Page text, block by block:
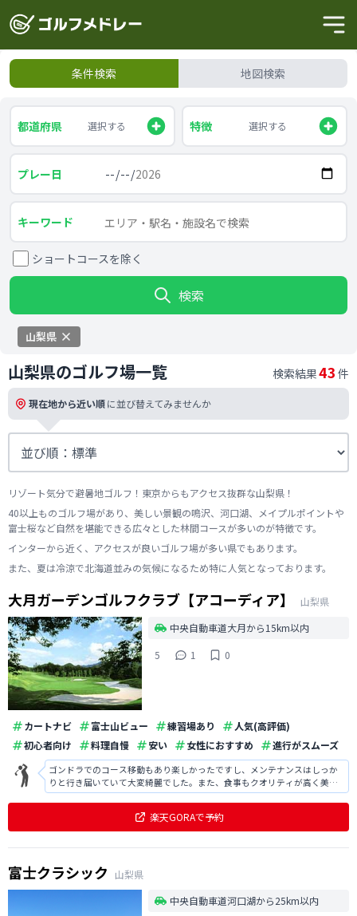
条件検索 地図検索
都道府県 選択する 特徴 選択する
プレー日
キーワード
ショートコースを除く
検索
山梨県
山梨県のゴルフ場一覧 検索結果43 件
現在地から近い順に並び替えてみませんか
リゾート気分で避暑地ゴルフ！東京からもアクセス抜群な山梨県！
40以上ものゴルフ場があり、美しい景観の鳴沢、河口湖、メイプルポイントや
富士桜など自然を堪能できる広々とした林間コースが多いのが特徴です。
インターから近く、アクセスが良いゴルフ場が多い県でもあります。
また、夏は冷涼で北海道並みの気候になるため特に人気となっております。
大月ガーデンゴルフクラブ【アコーディア】
山梨県
中央自動車道大月から15km以内
5
1 0
カートナビ 富士山ビュー 練習場あり
人気(高評価)
初心者向け
料理自慢 安い 女性におすすめ 進行がスムーズ
ゴンドラでのコース移動もあり楽しかったですし、メンテナンスはしっか
りと行き届いていて大変綺麗でした。また、食事もクオリティが高く美味
しかったですし、特にお魚料理は本格的で絶品でした。
楽天GORAで予約
富士クラシック
山梨県
中央自動車道河口湖から25km以内